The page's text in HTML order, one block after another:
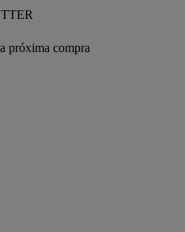
próxima compra